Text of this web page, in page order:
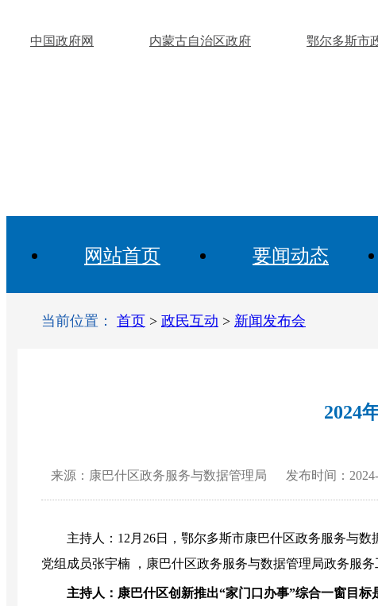
中国政府网 内蒙古自治区政府 鄂尔多斯市
网站首页 要闻动态
当前位置： 首页 > 政民互动 > 新闻发布会
2024
来源：康巴什区政务服务与数据管理局 发布时间：
主持人：12月26日，鄂尔多斯市康巴什区政务服务与数
党组成员张宇楠 ，康巴什区政务服务与数据管理局政务服
主持人：康巴什区创新推出“家门口办事”综合一窗目标